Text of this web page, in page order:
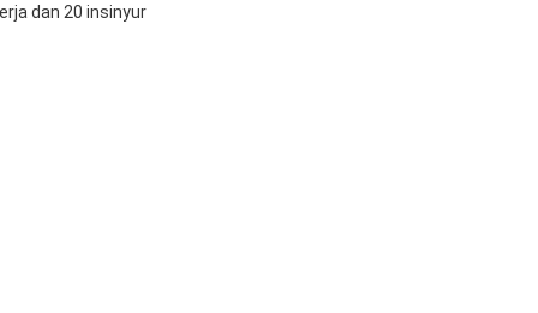
dan 20 insinyur